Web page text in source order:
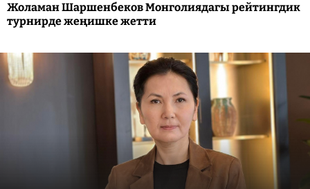
Жоламан Шаршенбеков Монголиядагы рейтингдик
турнирде жеңишке жетти